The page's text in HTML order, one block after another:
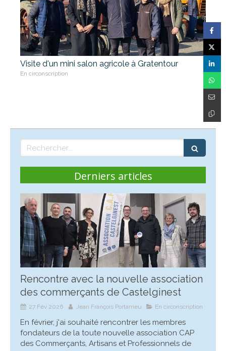
Visite d'un mini salon agricole à Gratentour
En circonscription
Rechercher
Derniers articles
Rencontre avec la nouvelle association
des commerçants de Castelginest
27 Fév 2026 Jean François Portarrieu En circonscription
En février, j'ai souhaité rencontrer les membres
fondateurs de la toute nouvelle association CAP
des Commerçants, Artisans et Professionnels de